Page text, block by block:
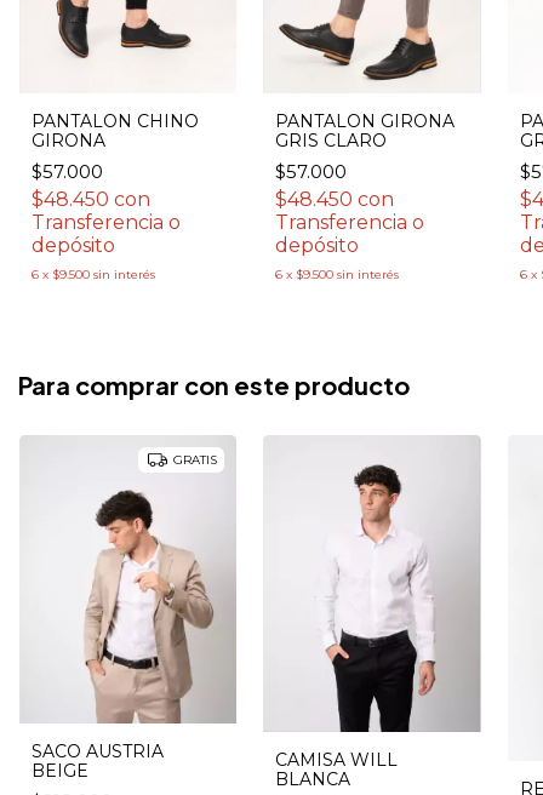
PANTALON CHINO
GIRONA
$57.000
$48.450 con
Transferencia o
depósito
6 x $9.500 sin interés
PANTALON GIRONA
GRIS CLARO
$57.000
$48.450con
Transferencia o
depósito
6 x $9.500 sin interés 6 x
Para comprar con este producto
GRATIS
SACO AUSTRIA
BEIGE
CAMISA WILL
BLANCA